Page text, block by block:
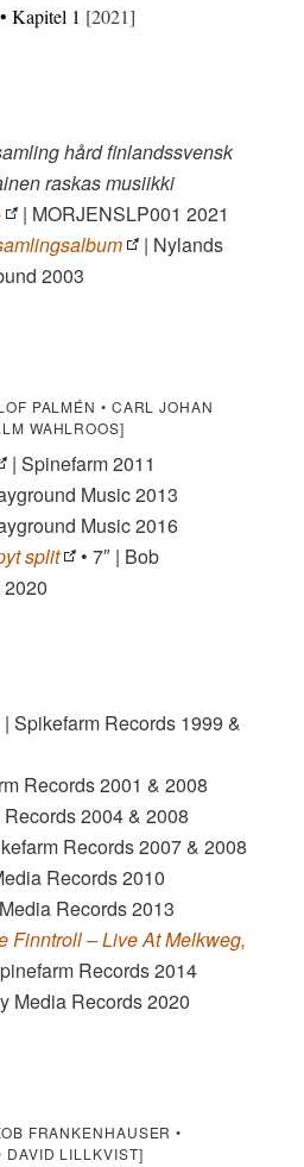
Kapitel 1 [2021]
hård finlandssvensk
raskas musiikki
| MORJENSLP001 2021
| Nylands
2003
PALMÉN • CARL JOHAN
WAHLROOS]
| Spinefarm 2011
Music 2013
Music 2016
split
• 7″ | Bob
| Spikefarm Records 1999 &
Records 2001 & 2008
2004 & 2008
Records 2007 & 2008
Records 2010
Records 2013
Finntroll – Live At Melkweg,
Records 2014
Media Records 2020
FRANKENHAUSER •
DAVID LILLKVIST]